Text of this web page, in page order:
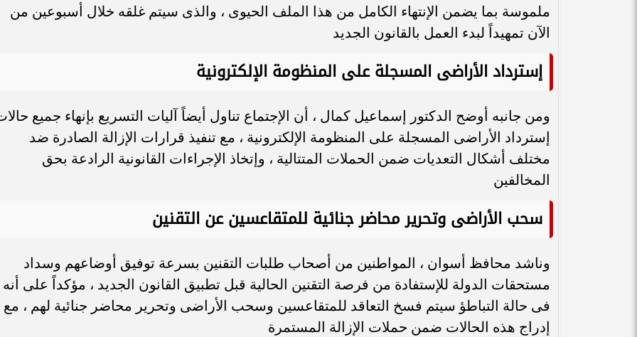
ملموسة بما يضمن الإنتهاء الكامل من هذا الملف الحيوى ، والذى سيتم غلقه خلال أسبوعين من
الآن تمهيداً لبدء العمل بالقانون الجديد
إسترداد الأراضى المسجلة على المنظومة الإلكترونية
ومن جانبه أوضح الدكتور إسماعيل كمال ، أن الإجتماع تناول أيضاً آليات التسريع بإنهاء جميع
إسترداد الأراضى المسجلة على المنظومة الإلكترونية ، مع تنفيذ قرارات الإزالة الصادرة ضد
مختلف أشكال التعديات ضمن الحملات المتتالية ، وإتخاذ الإجراءات القانونية الرادعة بحق
المخالفين
سحب الأراضى وتحرير محاضر جنائية للمتقاعسين عن التقنين
وناشد محافظ أسوان ، المواطنين من أصحاب طلبات التقنين بسرعة توفيق أوضاعهم وسداد
مستحقات الدولة للإستفادة من فرصة التقنين الحالية قبل تطبيق القانون الجديد ، مؤكداً على أنه
فى حالة التباطؤ سيتم فسخ التعاقد للمتقاعسين وسحب الأراضى وتحرير محاضر جنائية لهم ، مع
إدراج هذه الحالات ضمن حملات الإزالة المستمرة